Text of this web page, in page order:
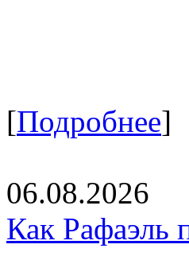
[Подробнее]
06.08.2026
Как Рафаэль